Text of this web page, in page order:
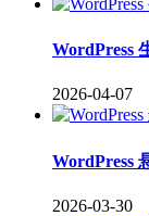
WordPress
2026-04-07
WordPress
2026-03-30